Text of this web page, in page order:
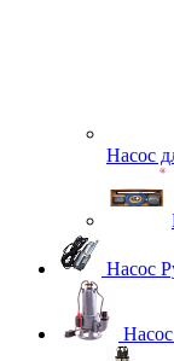
Насос
Насос